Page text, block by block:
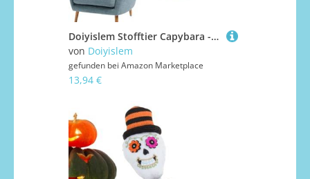
Doiyislem Stofftier Capybara - Niedliches Kuscheltier - Weiche Puppe 35 cm Figur für Sofa Schlafzimmer Auto Kinder Partys Geschenke Valentinstag Freundin Weihnachten Geburtstag
von Doiyislem
gefunden bei Amazon Marketplace
13,94 €